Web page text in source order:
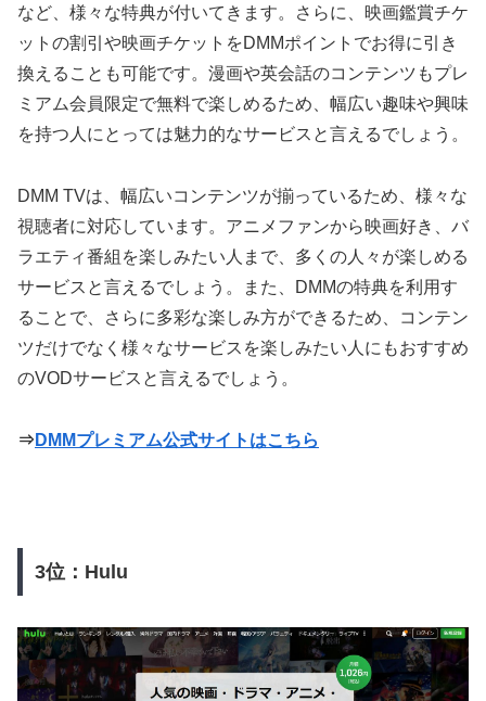
など、様々な特典が付いてきます。さらに、映画鑑賞チケ
ットの割引や映画チケットをDMMポイントでお得に引き
換えることも可能です。漫画や英会話のコンテンツもプレ
ミアム会員限定で無料で楽しめるため、幅広い趣味や興味
を持つ人にとっては魅力的なサービスと言えるでしょう。
DMM TVは、幅広いコンテンツが揃っているため、様々な
視聴者に対応しています。アニメファンから映画好き、バ
ラエティ番組を楽しみたい人まで、多くの人々が楽しめる
サービスと言えるでしょう。また、DMMの特典を利用す
ることで、さらに多彩な楽しみ方ができるため、コンテン
ツだけでなく様々なサービスを楽しみたい人にもおすすめ
のVODサービスと言えるでしょう。
⇒ DMMプレミアム公式サイトはこちら
3位：Hulu